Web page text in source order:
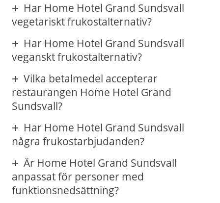
Har Home Hotel Grand Sundsvall
vegetariskt frukostalternativ?
Har Home Hotel Grand Sundsvall
veganskt frukostalternativ?
Vilka betalmedel accepterar
restaurangen Home Hotel Grand
Sundsvall?
Har Home Hotel Grand Sundsvall
några frukostarbjudanden?
Är Home Hotel Grand Sundsvall
anpassat för personer med
funktionsnedsättning?